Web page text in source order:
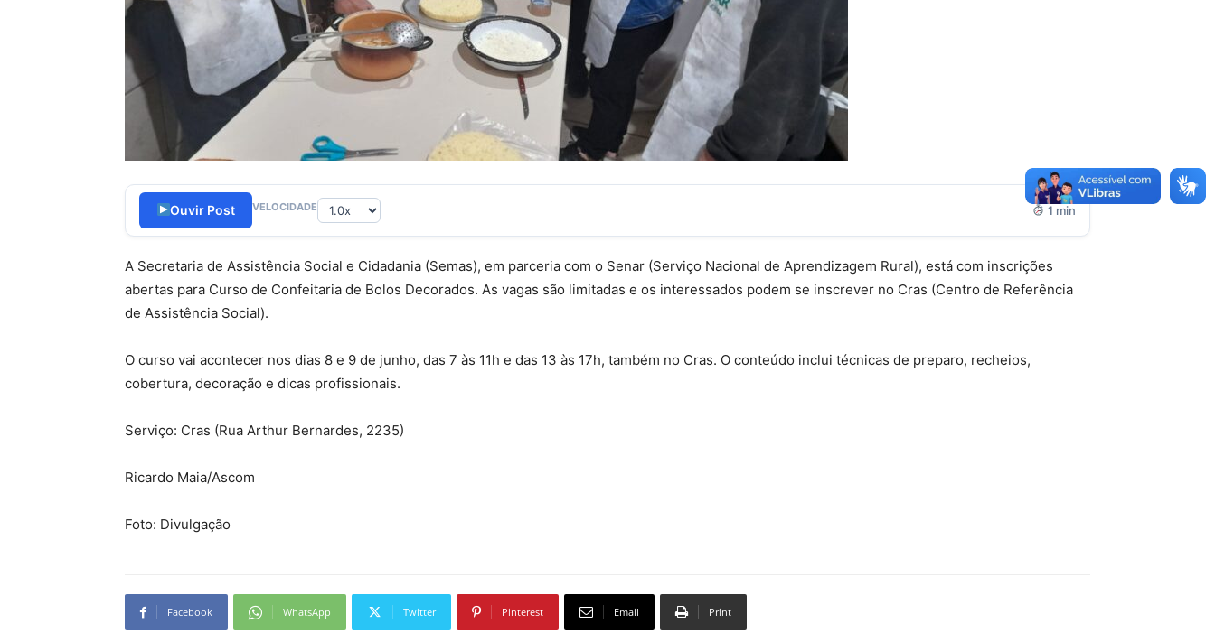
Ouvir Post VELOCIDADE 1 min
A Secretaria de Assistência Social e Cidadania (Semas), em parceria com o Senar (Serviço Nacional de Aprendizagem Rural), está com inscrições
abertas para Curso de Confeitaria de Bolos Decorados. As vagas são limitadas e os interessados podem se inscrever no Cras (Centro de Referência
de Assistência Social).
O curso vai acontecer nos dias 8 e 9 de junho, das 7 às 11h e das 13 às 17h, também no Cras. O conteúdo inclui técnicas de preparo, recheios,
cobertura, decoração e dicas profissionais.
Serviço: Cras (Rua Arthur Bernardes, 2235)
Ricardo Maia/Ascom
Foto: Divulgação
Facebook WhatsApp Twitter Pinterest Email Print